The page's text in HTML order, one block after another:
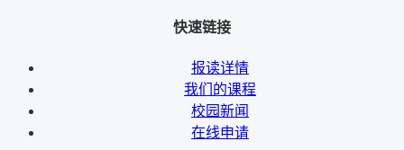
快速链接
报读详情
我们的课程
校园新闻
在线申请